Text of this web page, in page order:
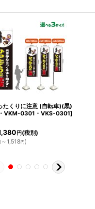
たくりに注意 (自転車)(黒)
VKM-0301・VKS-0301]
円(税別)
～1,518円)